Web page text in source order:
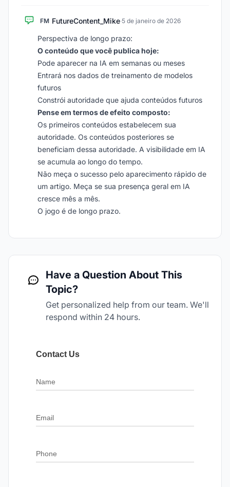
FM FutureContent_Mike·5 de janeiro de 2026
Perspectiva de longo prazo:
O conteúdo que você publica hoje:
Pode aparecer na IA em semanas ou meses
Entrará nos dados de treinamento de modelos
futuros
Constrói autoridade que ajuda conteúdos futuros
Pense em termos de efeito composto:
Os primeiros conteúdos estabelecem sua
autoridade. Os conteúdos posteriores se
beneficiam dessa autoridade. A visibilidade em IA
se acumula ao longo do tempo.
Não meça o sucesso pelo aparecimento rápido de
um artigo. Meça se sua presença geral em IA
cresce mês a mês.
O jogo é de longo prazo.
Have a Question About This
Topic?
Get personalized help from our team. We'll
respond within 24 hours.